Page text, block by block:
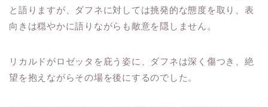
と語りますが、ダフネに対しては挑発的な態度を取り、表
向きは穏やかに語りながらも敵意を隠しません。
リカルドがロゼッタを庇う姿に、ダフネは深く傷つき、絶
望を抱えながらその場を後にするのでした。